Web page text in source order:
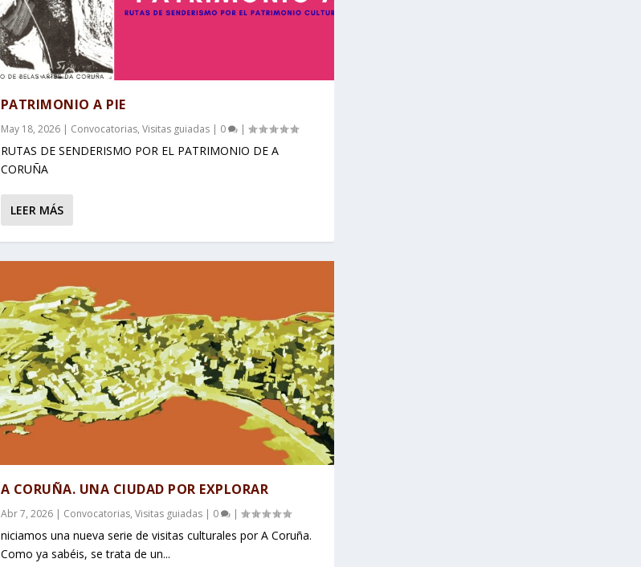
PATRIMONIO A PIE
May 18, 2026| Convocatorias, Visitas guiadas| 0 |
RUTAS DE SENDERISMO POR EL PATRIMONIO DE A
CORUÑA
LEER MÁS
A CORUÑA. UNA CIUDAD POR EXPLORAR
Abr 7, 2026| Convocatorias, Visitas guiadas| 0 |
niciamos una nueva serie de visitas culturales por A Coruña.
Como ya sabéis, se trata de un...